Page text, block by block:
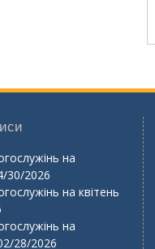
на
30/2026
на квітень
на
28/2026